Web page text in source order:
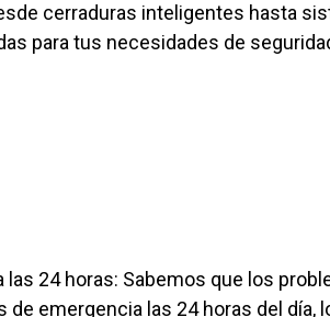
cerraduras inteligentes hasta
para tus necesidades de
24 horas: Sabemos que los
emergencia las 24 horas del